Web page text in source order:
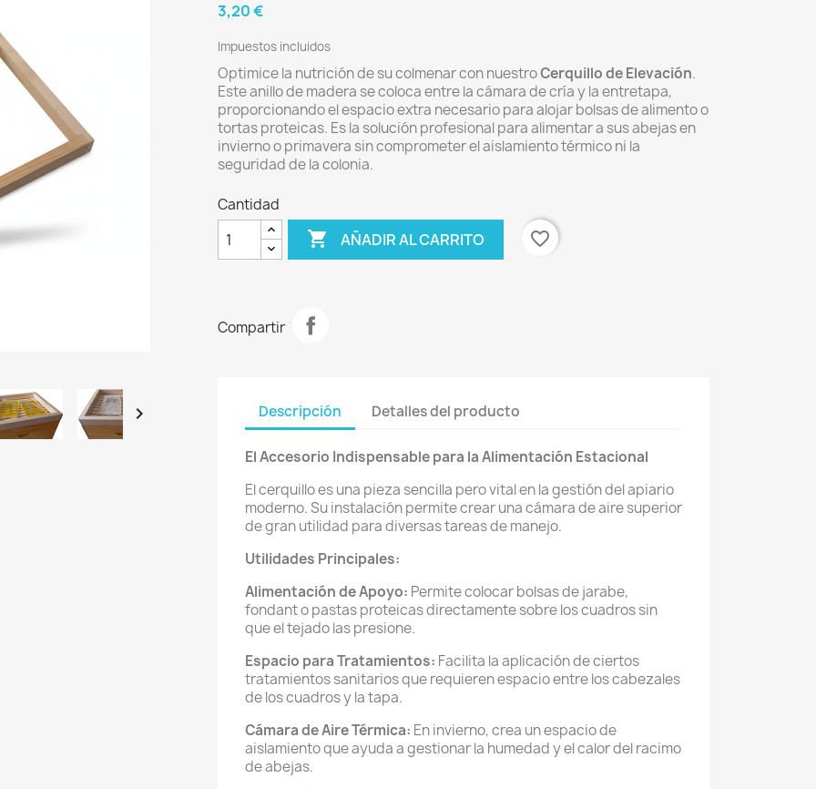

3,20 €
Impuestos incluidos
Optimice la nutrición de su colmenar con nuestroCerquillo de Elevación.
Este anillo de madera se coloca entre la cámara de cría y la entretapa,
proporcionando el espacio extra necesario para alojar bolsas de alimento o
tortas proteicas. Es la solución profesional para alimentar a sus abejas en
invierno o primavera sin comprometer el aislamiento térmico ni la
seguridad de la colonia.
Cantidad
 AÑADIR AL CARRITO favorite_border
Compartir
Descripción Detalles del producto
El Accesorio Indispensable para la Alimentación Estacional
El cerquillo es una pieza sencilla pero vital en la gestión del apiario
moderno. Su instalación permite crear una cámara de aire superior
de gran utilidad para diversas tareas de manejo.
Utilidades Principales:
Alimentación de Apoyo: Permite colocar bolsas de jarabe,
fondant o pastas proteicas directamente sobre los cuadros sin
que el tejado las presione.
Espacio para Tratamientos: Facilita la aplicación de ciertos
tratamientos sanitarios que requieren espacio entre los cabezales
de los cuadros y la tapa.
Cámara de Aire Térmica: En invierno, crea un espacio de
aislamiento que ayuda a gestionar la humedad y el calor del racimo
de abejas.